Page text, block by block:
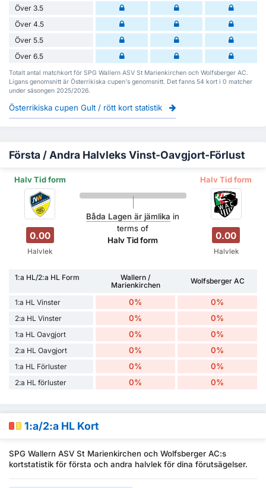
Över 3.5
Över 4.5
Över 5.5
Över 6.5
Totalt antal matchkort för SPG Wallern ASV St Marienkirchen och Wolfsberger AC.
Ligans genomsnitt är Österrikiska cupen's genomsnitt. Det fanns 54 kort i 0 matcher
under säsongen 2025/2026.
Österrikiska cupen Gult / rött kort statistik
Första / Andra Halvleks Vinst-Oavgjort-Förlust
Halv Tid form Halv Tid form
0.00
Halvlek
Båda Lagen är jämlika in
terms of
Halv Tid form
0.00
Halvlek
1:a HL/2:a HL Form
Wallern /
Marienkirchen
Wolfsberger AC
1:a HL Vinster 0% 0%
2:a HL Vinster 0% 0%
1:a HL Oavgjort 0% 0%
2:a HL Oavgjort 0% 0%
1:a HL Förluster 0% 0%
2:a HL förluster 0% 0%
1:a/2:a HL Kort
SPG Wallern ASV St Marienkirchen och Wolfsberger AC:s
kortstatistik för första och andra halvlek för dina förutsägelser.